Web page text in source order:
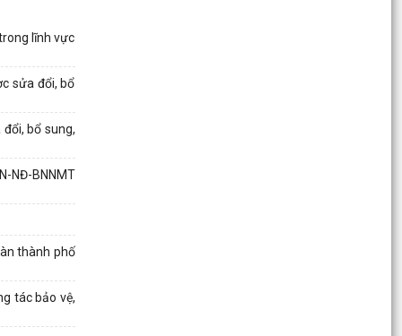
lĩnh vực
sửa đổi, bổ
bổ sung,
NĐ-BNNMT
thành phố
tác bảo vệ,